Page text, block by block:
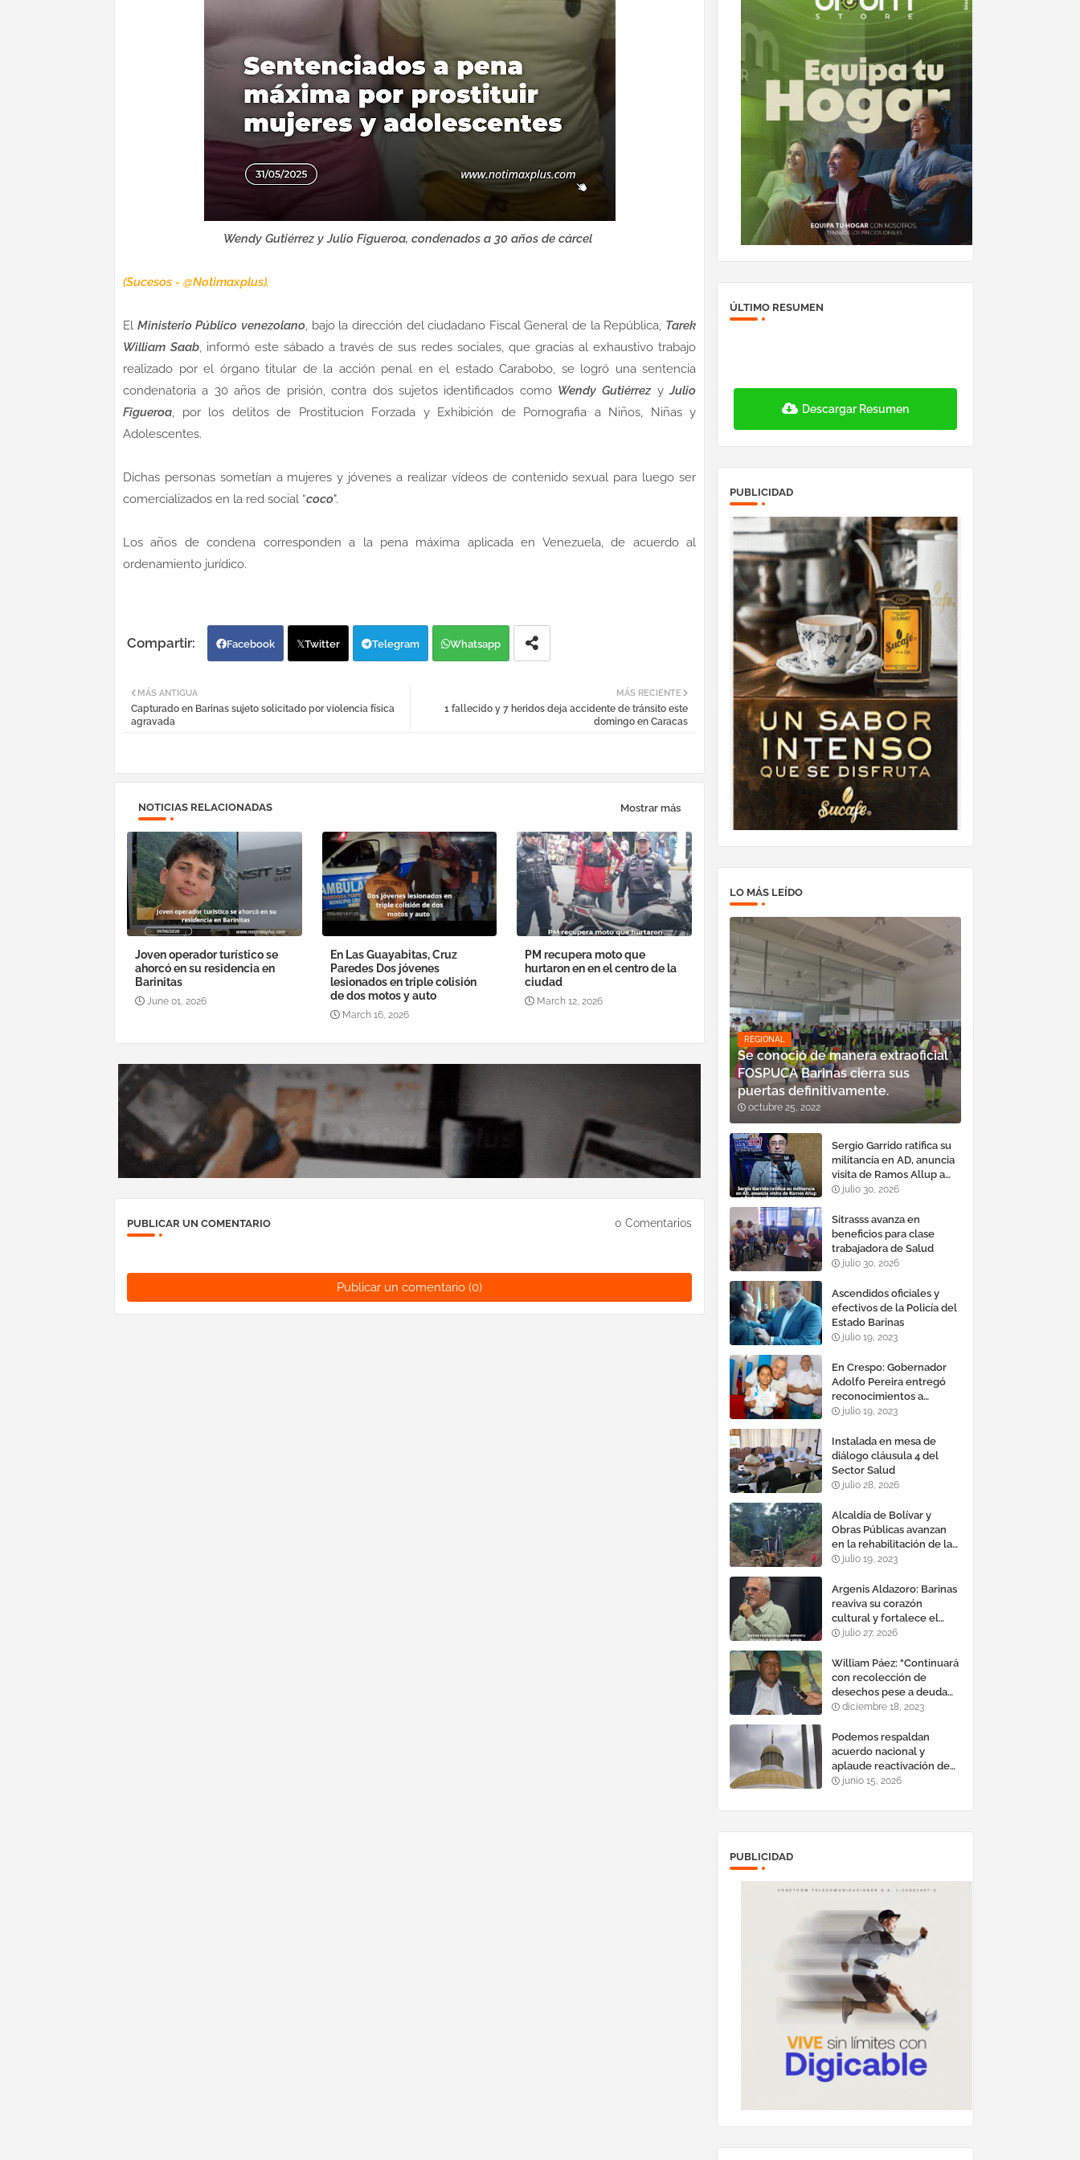
Wendy Gutiérrez y Julio Figueroa, condenados a 30 años de cárcel
(Sucesos - @Notimaxplus).
El Ministerio Público venezolano, bajo la dirección del ciudadano Fiscal General de la República, Tarek
William Saab, informó este sábado a través de sus redes sociales, que gracias al exhaustivo trabajo
realizado por el órgano titular de la acción penal en el estado Carabobo, se logró una sentencia
condenatoria a 30 años de prisión, contra dos sujetos identificados como Wendy GutiérrezyJulio
Figueroa, por los delitos de Prostitucion Forzada y Exhibición de Pornografia a Niños, Niñas y
Adolescentes.
Dichas personas sometían a mujeres y jóvenes a realizar vídeos de contenido sexual para luego ser
comercializados en la red social “coco".
Los años de condena corresponden a la pena máxima aplicada en Venezuela, de acuerdo al
ordenamiento jurídico.
Facebook Twitter Telegram Whatsapp
MÁS RECIENTE
1 fallecido y 7 heridos deja accidente de tránsito este
domingo en Caracas
MÁS ANTIGUA
Capturado en Barinas sujeto solicitado por violencia física
agravada
NOTICIAS RELACIONADAS Mostrar más
Joven operador turístico se
ahorcó en su residencia en
Barinitas
June 01, 2026
En Las Guayabitas, Cruz
Paredes Dos jóvenes
lesionados en triple colisión
de dos motos y auto
March 16, 2026
PM recupera moto que
hurtaron en en el centro de la
ciudad
March 12, 2026
PUBLICAR UN COMENTARIO 0 Comentarios
Publicar un comentario (0)
ÚLTIMO RESUMEN
Descargar Resumen
PUBLICIDAD
LO MÁS LEÍDO
REGIONAL
Se conoció de manera extraoficial
FOSPUCA Barinas cierra sus
puertas definitivamente.
octubre 25, 2022
Sergio Garrido ratifica su
militancia en AD, anuncia
visita de Ramos Allup a
Barinas y llama a
cauteloso»
julio 30, 2026
Sitrasss avanza en
beneficios para clase
trabajadora de Salud
julio 30, 2026
Ascendidos oficiales y
efectivos de la Policía del
Estado Barinas
julio 19, 2023
En Crespo: Gobernador
Adolfo Pereira entregó
reconocimientos a
estudiantes con mejores
escolar 2022 – 2023
julio 19, 2023
Instalada en mesa de
diálogo cláusula 4 del
Sector Salud
julio 28, 2026
Alcaldía de Bolívar y
Obras Públicas avanzan
en la rehabilitación de la
vía a Calderas
julio 19, 2023
Argenis Aldazoro: Barinas
reaviva su corazón
cultural y fortalece el
poder popular con la
esteban ruiz guevara
julio 27, 2026
William Páez: "Continuará
con recolección de
desechos pese a deuda
de comercios"
diciembre 18, 2023
Podemos respaldan
acuerdo nacional y
aplaude reactivación de
Tocoma con la
megavatios al sistema
junio 15, 2026
PUBLICIDAD